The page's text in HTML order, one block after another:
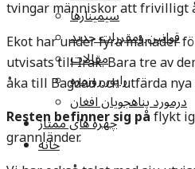
سيمينارها
قوانين ومقررات جديد
مقالات
راپور روزمره
درمورد پناهجويان افغان
چهره های ممتاز
خانه
tvingar människor att frivilligt
Ekot har under fyra månader
utvisats till Irak. Bara tre av
åka till Bagdad och utfärda nya
Resten befinner sig påflykt
grannländer.